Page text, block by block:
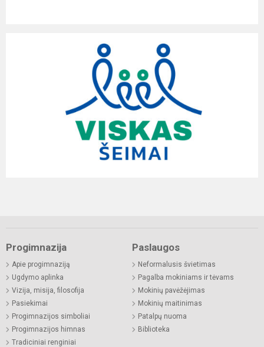
Progimnazija
Apie progimnaziją
Ugdymo aplinka
Vizija, misija, filosofija
Pasiekimai
Progimnazijos simboliai
Progimnazijos himnas
Tradiciniai renginiai
Paslaugos
Neformalusis švietimas
Pagalba mokiniams ir tėvams
Mokinių pavėžėjimas
Mokinių maitinimas
Patalpų nuoma
Biblioteka